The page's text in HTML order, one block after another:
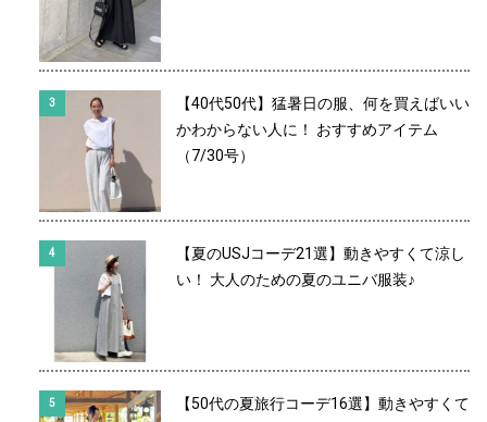
【40代50代】猛暑日の服、何を買えばいい
かわからない人に！ おすすめアイテム
（7/30号）
【夏のUSJコーデ21選】動きやすくて涼し
い！ 大人のための夏のユニバ服装♪
【50代の夏旅行コーデ16選】動きやすくて